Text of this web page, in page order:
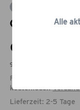
Öko
9,75 €*
9,75 € pro Kilogramm
Füge noch
kostenlosenVersand
Lieferzeit: 2-5 Tage
Alle